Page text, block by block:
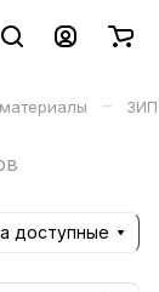
– ЗИП
доступные